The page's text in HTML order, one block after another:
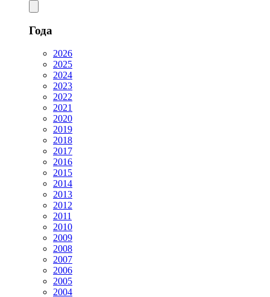
Года
2026
2025
2024
2023
2022
2021
2020
2019
2018
2017
2016
2015
2014
2013
2012
2011
2010
2009
2008
2007
2006
2005
2004